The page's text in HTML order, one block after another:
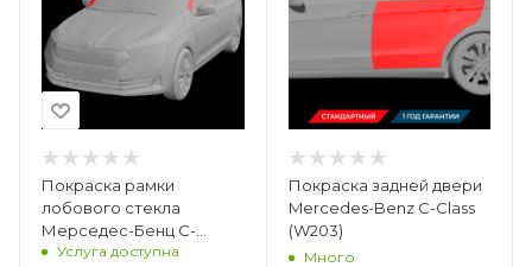
Покраска рамки
лобового стекла
Мерседес-Бенц С-
Класс (W203)
Услуга доступна
Покраска задней двери
Mercedes-Benz C-Class
(W203)
Много